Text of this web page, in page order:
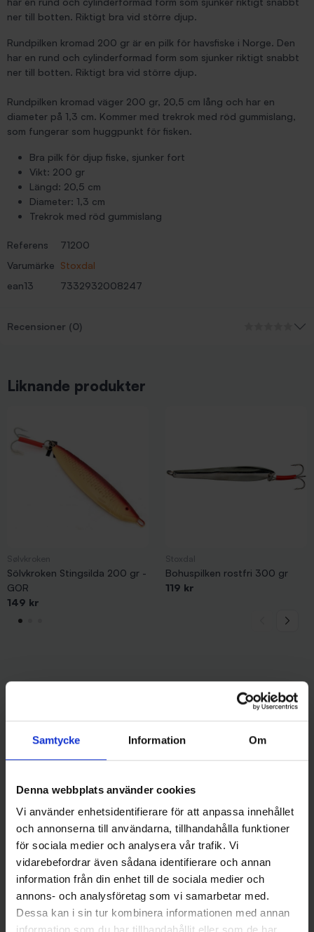
Samtycke Information Om
Denna webbplats använder cookies
Vi använder enhetsidentifierare för att anpassa innehållet
och annonserna till användarna, tillhandahålla funktioner
för sociala medier och analysera vår trafik. Vi
vidarebefordrar även sådana identifierare och annan
information från din enhet till de sociala medier och
annons- och analysföretag som vi samarbetar med.
Dessa kan i sin tur kombinera informationen med annan
ner till botten. Riktigt bra vid större djup.
Rundpilken kromad 200 gr är en pilk för havsfiske i Norge. Den
har en rund och cylinderformad form som sjunker riktigt snabbt
ner till botten. Riktigt bra vid större djup.
Rundpilken kromad väger 200 gr, 20,5 cm lång och har en
diameter på 1,3 cm. Kommer med trekrok med röd gummislang,
som fungerar som huggpunkt för fisken.
Bra pilk för djup fiske, sjunker fort
Vikt: 200 gr
Längd: 20,5 cm
Diameter: 1,3 cm
Trekrok med röd gummislang
Referens
71200
Varumärke Stoxdal
ean13
7332932008247
Recensioner (0)
Liknande produkter
Sölvkroken Stingsilda 200 gr -
GOR
149 kr
Bohuspilken rostfri 300 gr
119 kr
Wiggler
Wiggler Häcklor Flasher Silver
3/0
39 kr
Sølvkroken
Sölvkroken Jensen Mini-Pirken
7g - C/R
69 kr